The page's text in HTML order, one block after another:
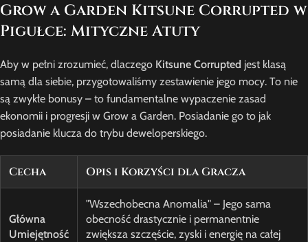
Grow a Garden Kitsune Corrupted w
Pigułce: Mityczne Atuty
Aby w pełni zrozumieć, dlaczego Kitsune Corrupted jest klasą
samą dla siebie, przygotowaliśmy zestawienie jego mocy. To nie
są zwykłe bonusy – to fundamentalne wypaczenie zasad
ekonomii i progresji w Grow a Garden. Posiadanie go to jak
posiadanie klucza do trybu deweloperskiego.
Cecha Opis i Korzyści dla Gracza
Główna
Umiejętność
"Wszechobecna Anomalia" – Jego sama
obecność drastycznie i permanentnie
zwiększa szczęście, zyski i energię na całej